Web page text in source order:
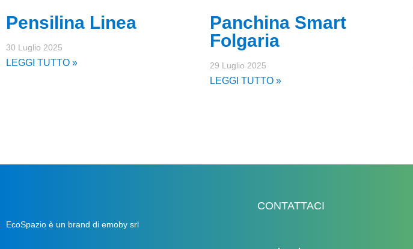
Pensilina Linea
30 Luglio 2025
LEGGI TUTTO »
Panchina Smart
Folgaria
29 Luglio 2025
LEGGI TUTTO »
EcoSpazio è un brand di emoby srl
CONTATTACI